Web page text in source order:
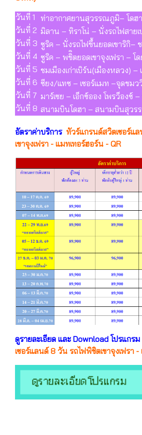
วันที่ 1
ท่าอากาศยานสุวรรณภูมิ– โด
วันที่ 2 มิลาน – ทิราโน่ – นั่งรถไฟสาย
วันที่ 3 ซูริค – นั่งรถไฟขึ้นยอดเขาริกิ–
วันที่ 4 ซูริค – พชิิตยอดเขาจุงเฟรา –
วันที่ 5 ชมเมืองเก่าเบิร์น(เมืองหลวง)
วันที่ 6 ซียง/แทซ – เซอร์แมท –จุดชมว
วันที่ 7 มาร์เซย – เอ็กซ์ออง โพรว็องซ์
วันที่ 8 สนามบินโดฮา – สนามบินสุวร
อัตราค่าบริการทัวร์แกรนด์สวิตเซอร์แ
เขาจุงเฟรา - แมทเทอร์ฮอร์น - QR
ดูรายละเอียด และ Download โปรแกรม
เซอร์แลนด์ 8 วัน รถไฟพิชิตเขาจุงเฟรา